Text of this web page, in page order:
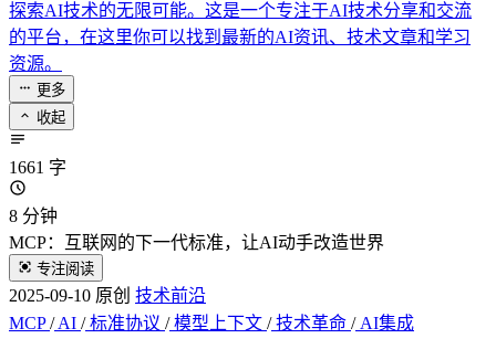
探索AI技术的无限可能。这是一个专注于AI技术分享和交流
的平台，在这里你可以找到最新的AI资讯、技术文章和学习
资源。
更多
收起
1661 字
8 分钟
MCP：互联网的下一代标准，让AI动手改造世界
专注阅读
2025-09-10 原创 技术前沿
MCP/AI /标准协议 /模型上下文 /技术革命 /AI集成